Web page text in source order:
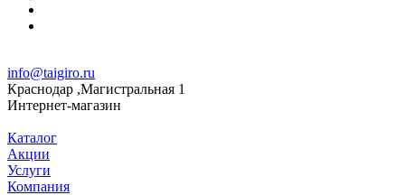
info@taigiro.ru
Краснодар ,Магистральная 1
Интернет-магазин
Каталог
Акции
Услуги
Компания